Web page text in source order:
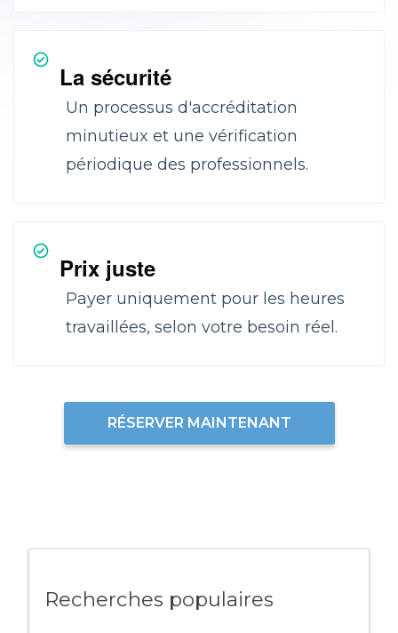
La sécurité
Un processus d'accréditation
minutieux et une vérification
périodique des professionnels.
Prix juste
Payer uniquement pour les heures
travaillées, selon votre besoin réel.
RÉSERVER MAINTENANT
Recherches populaires